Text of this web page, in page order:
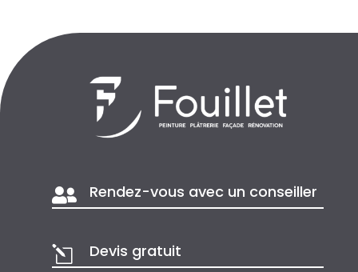
 Rendez-vous avec un conseiller
l Devis gratuit